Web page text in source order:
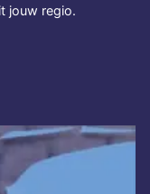
jouw regio.